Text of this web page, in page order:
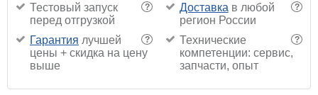
?
Тестовый запуск
перед отгрузкой
?
Доставка в любой
регион России
?
Гарантия лучшей
цены + скидка на цену
выше
?
Технические
компетенции: сервис,
запчасти, опыт